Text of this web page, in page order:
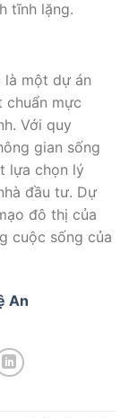
tĩnh lặng.
là một dự án
chuẩn mực
Với quy
gian sống
lựa chọn lý
đầu tư. Dự
đô thị của
cuộc sống của
An